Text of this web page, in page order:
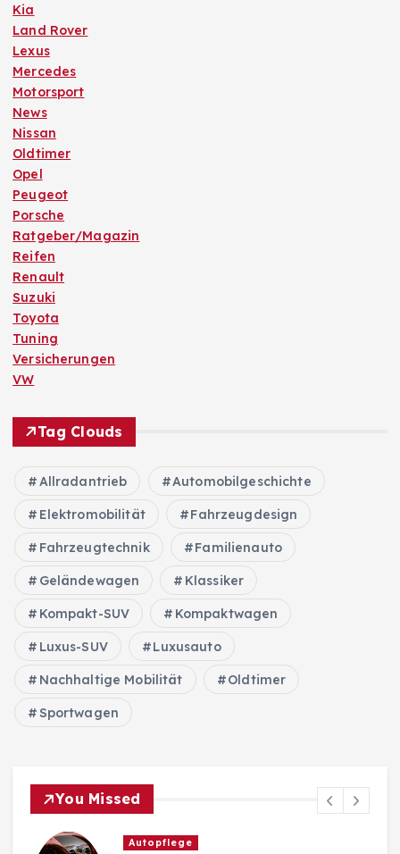
Kia
Land Rover
Lexus
Mercedes
Motorsport
News
Nissan
Oldtimer
Opel
Peugeot
Porsche
Ratgeber/Magazin
Reifen
Renault
Suzuki
Toyota
Tuning
Versicherungen
VW
Tag Clouds
Allradantrieb Automobilgeschichte
Elektromobilität Fahrzeugdesign
Fahrzeugtechnik Familienauto
Geländewagen Klassiker
Kompakt-SUV Kompaktwagen
Luxus-SUV Luxusauto
Nachhaltige Mobilität Oldtimer
Sportwagen
You Missed
Autopflege